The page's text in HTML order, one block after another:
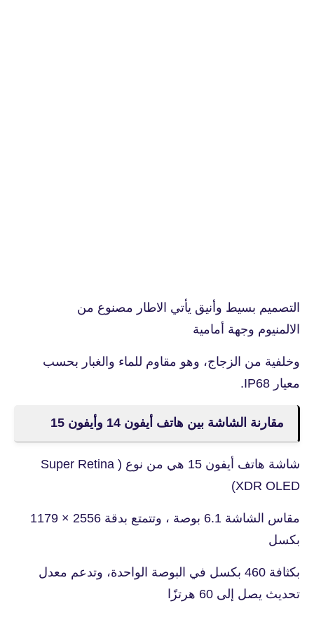
التصميم بسيط وأنيق يأتي الاطار مصنوع من
الالمنيوم وجهة أمامية
وخلفية من الزجاج، وهو مقاوم للماء والغبار بحسب
معيار IP68.
مقارنة الشاشة بين هاتف أيفون 14 وأيفون 15
شاشة هاتف أيفون 15 هي من نوع ( Super Retina
XDR OLED)
مقاس الشاشة 6.1 بوصة ، وتتمتع بدقة 2556 × 1179
بكسل
بكثافة 460 بكسل في البوصة الواحدة، وتدعم معدل
تحديث يصل إلى 60 هرتزًا